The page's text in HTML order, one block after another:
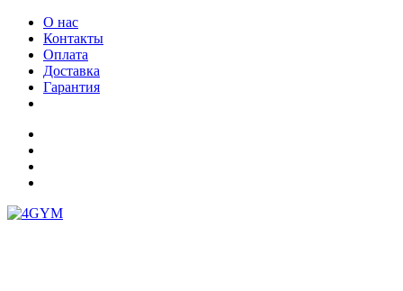
О нас
Контакты
Оплата
Доставка
Гарантия